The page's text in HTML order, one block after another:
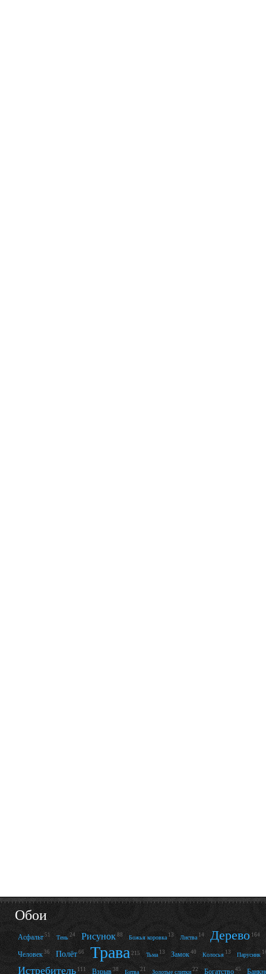
Обои
Асфальт 51 Тень 24 Рисунок 88 Божья коровка 13 Листва 14 Дерево 164
Человек 36 Полёт 66 Трава 215 Тьма 13 Замок 40 Колосья 13 Парусник
Истребитель 111 Взрыв 38 Битва 21 Золотые слитки 22 Богатство 45